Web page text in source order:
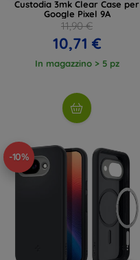
Custodia 3mk Clear Case per
Google Pixel 9A
11,90 €
10,71 €
In magazzino > 5 pz
-10%